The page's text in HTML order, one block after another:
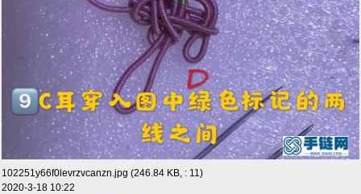
102251y66f0levrzvcanzn.jpg (246.84 KB, : 11)
2020-3-18 10:22